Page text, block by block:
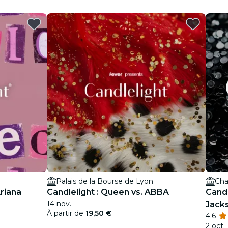
Palais de la Bourse de Lyon
Candlelight : Queen vs. ABBA
14 nov.
À partir de 19,50 €
4.6
2 oct.